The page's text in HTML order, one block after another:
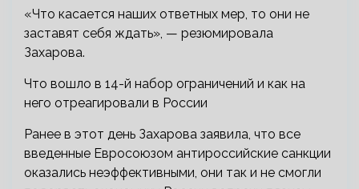
«Что касается наших ответных мер, то они не
заставят себя ждать», — резюмировала
Захарова.
Что вошло в 14-й набор ограничений и как на
него отреагировали в России
Ранее в этот день Захарова заявила, что все
введенные Евросоюзом антироссийские санкции
оказались неэффективными, они так и не смогли